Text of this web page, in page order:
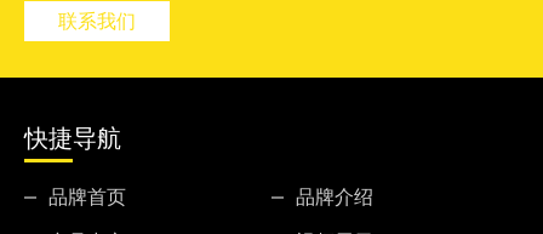
联系我们
快捷导航
品牌首页
品牌介绍